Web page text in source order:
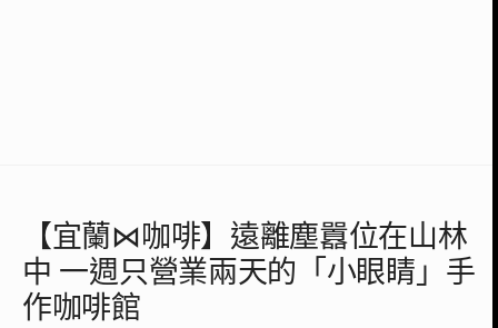
【宜蘭⋈咖啡】遠離塵囂位在山林
中 一週只營業兩天的「小眼睛」手
作咖啡館